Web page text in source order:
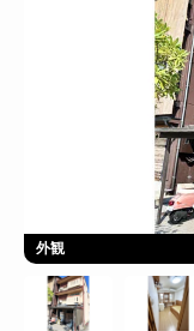
外観